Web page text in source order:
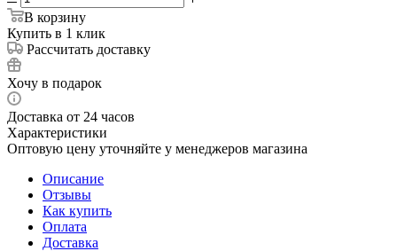
В корзину
Купить в 1 клик
Рассчитать доставку
Хочу в подарок
Доставка от 24 часов
Характеристики
Оптовую цену уточняйте у менеджеров магазина
Описание
Отзывы
Как купить
Оплата
Доставка